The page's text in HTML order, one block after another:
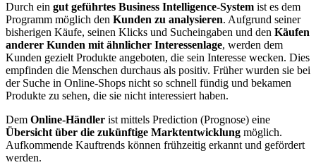
Durch ein gut geführtes Business Intelligence-System ist es dem
Programm möglich den Kunden zu analysieren. Aufgrund seiner
bisherigen Käufe, seinen Klicks und Sucheingaben und den Käufen
anderer Kunden mit ähnlicher Interessenlage, werden dem
Kunden gezielt Produkte angeboten, die sein Interesse wecken. Dies
empfinden die Menschen durchaus als positiv. Früher wurden sie bei
der Suche in Online-Shops nicht so schnell fündig und bekamen
Produkte zu sehen, die sie nicht interessiert haben.
Dem Online-Händler ist mittels Prediction (Prognose) eine
Übersicht über die zukünftige Marktentwicklung möglich.
Aufkommende Kauftrends können frühzeitig erkannt und gefördert
werden.